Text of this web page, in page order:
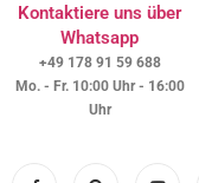
Kontaktiere uns über
Whatsapp
+49 178 91 59 688
Mo. - Fr. 10:00 Uhr - 16:00
Uhr